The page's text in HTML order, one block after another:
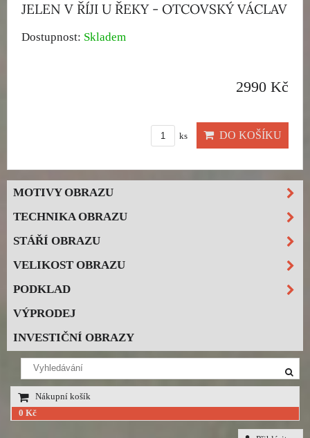
JELEN V ŘÍJI U ŘEKY - OTCOVSKÝ VÁCLAV
Dostupnost: Skladem
2990 Kč
ks DO KOŠÍKU
MOTIVY OBRAZU
TECHNIKA OBRAZU
STÁŘÍ OBRAZU
VELIKOST OBRAZU
PODKLAD
VÝPRODEJ
INVESTIČNÍ OBRAZY
Nákupní košík
0 Kč